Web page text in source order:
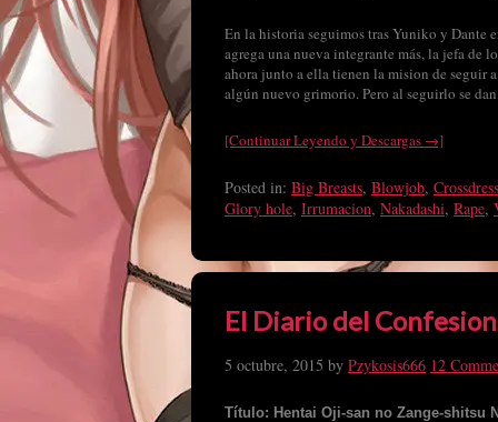
En la historia seguimos tras Yuniko y Dante
agrega una nueva integrante más, la jefa
ahora junto a ella tienen la mision de seguir
algún nuevo grimorio. Pero al seguirlo se
[Continuar Leyendo y Descargas →]
Posted in: Big Breasts, Blowjob,
Glory hole, Irrumacion, Nakadashi, Rape,
El Diario del
5 octubre, 2015 by Pzykosis666 12
Título: Hentai Oji-san no Zange-shitsu